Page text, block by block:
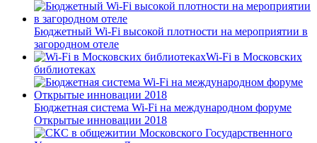
Бюджетный Wi-Fi высокой плотности на мероприятии в
загородном отеле
Wi-Fi в Московских
библиотеках
Бюджетная система Wi-Fi на международном форуме
Открытые инновации 2018